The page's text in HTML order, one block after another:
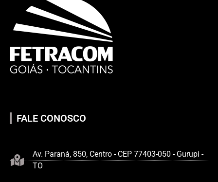
FALE CONOSCO
Av. Paraná, 850, Centro - CEP 77403-050 - Gurupi -
TO